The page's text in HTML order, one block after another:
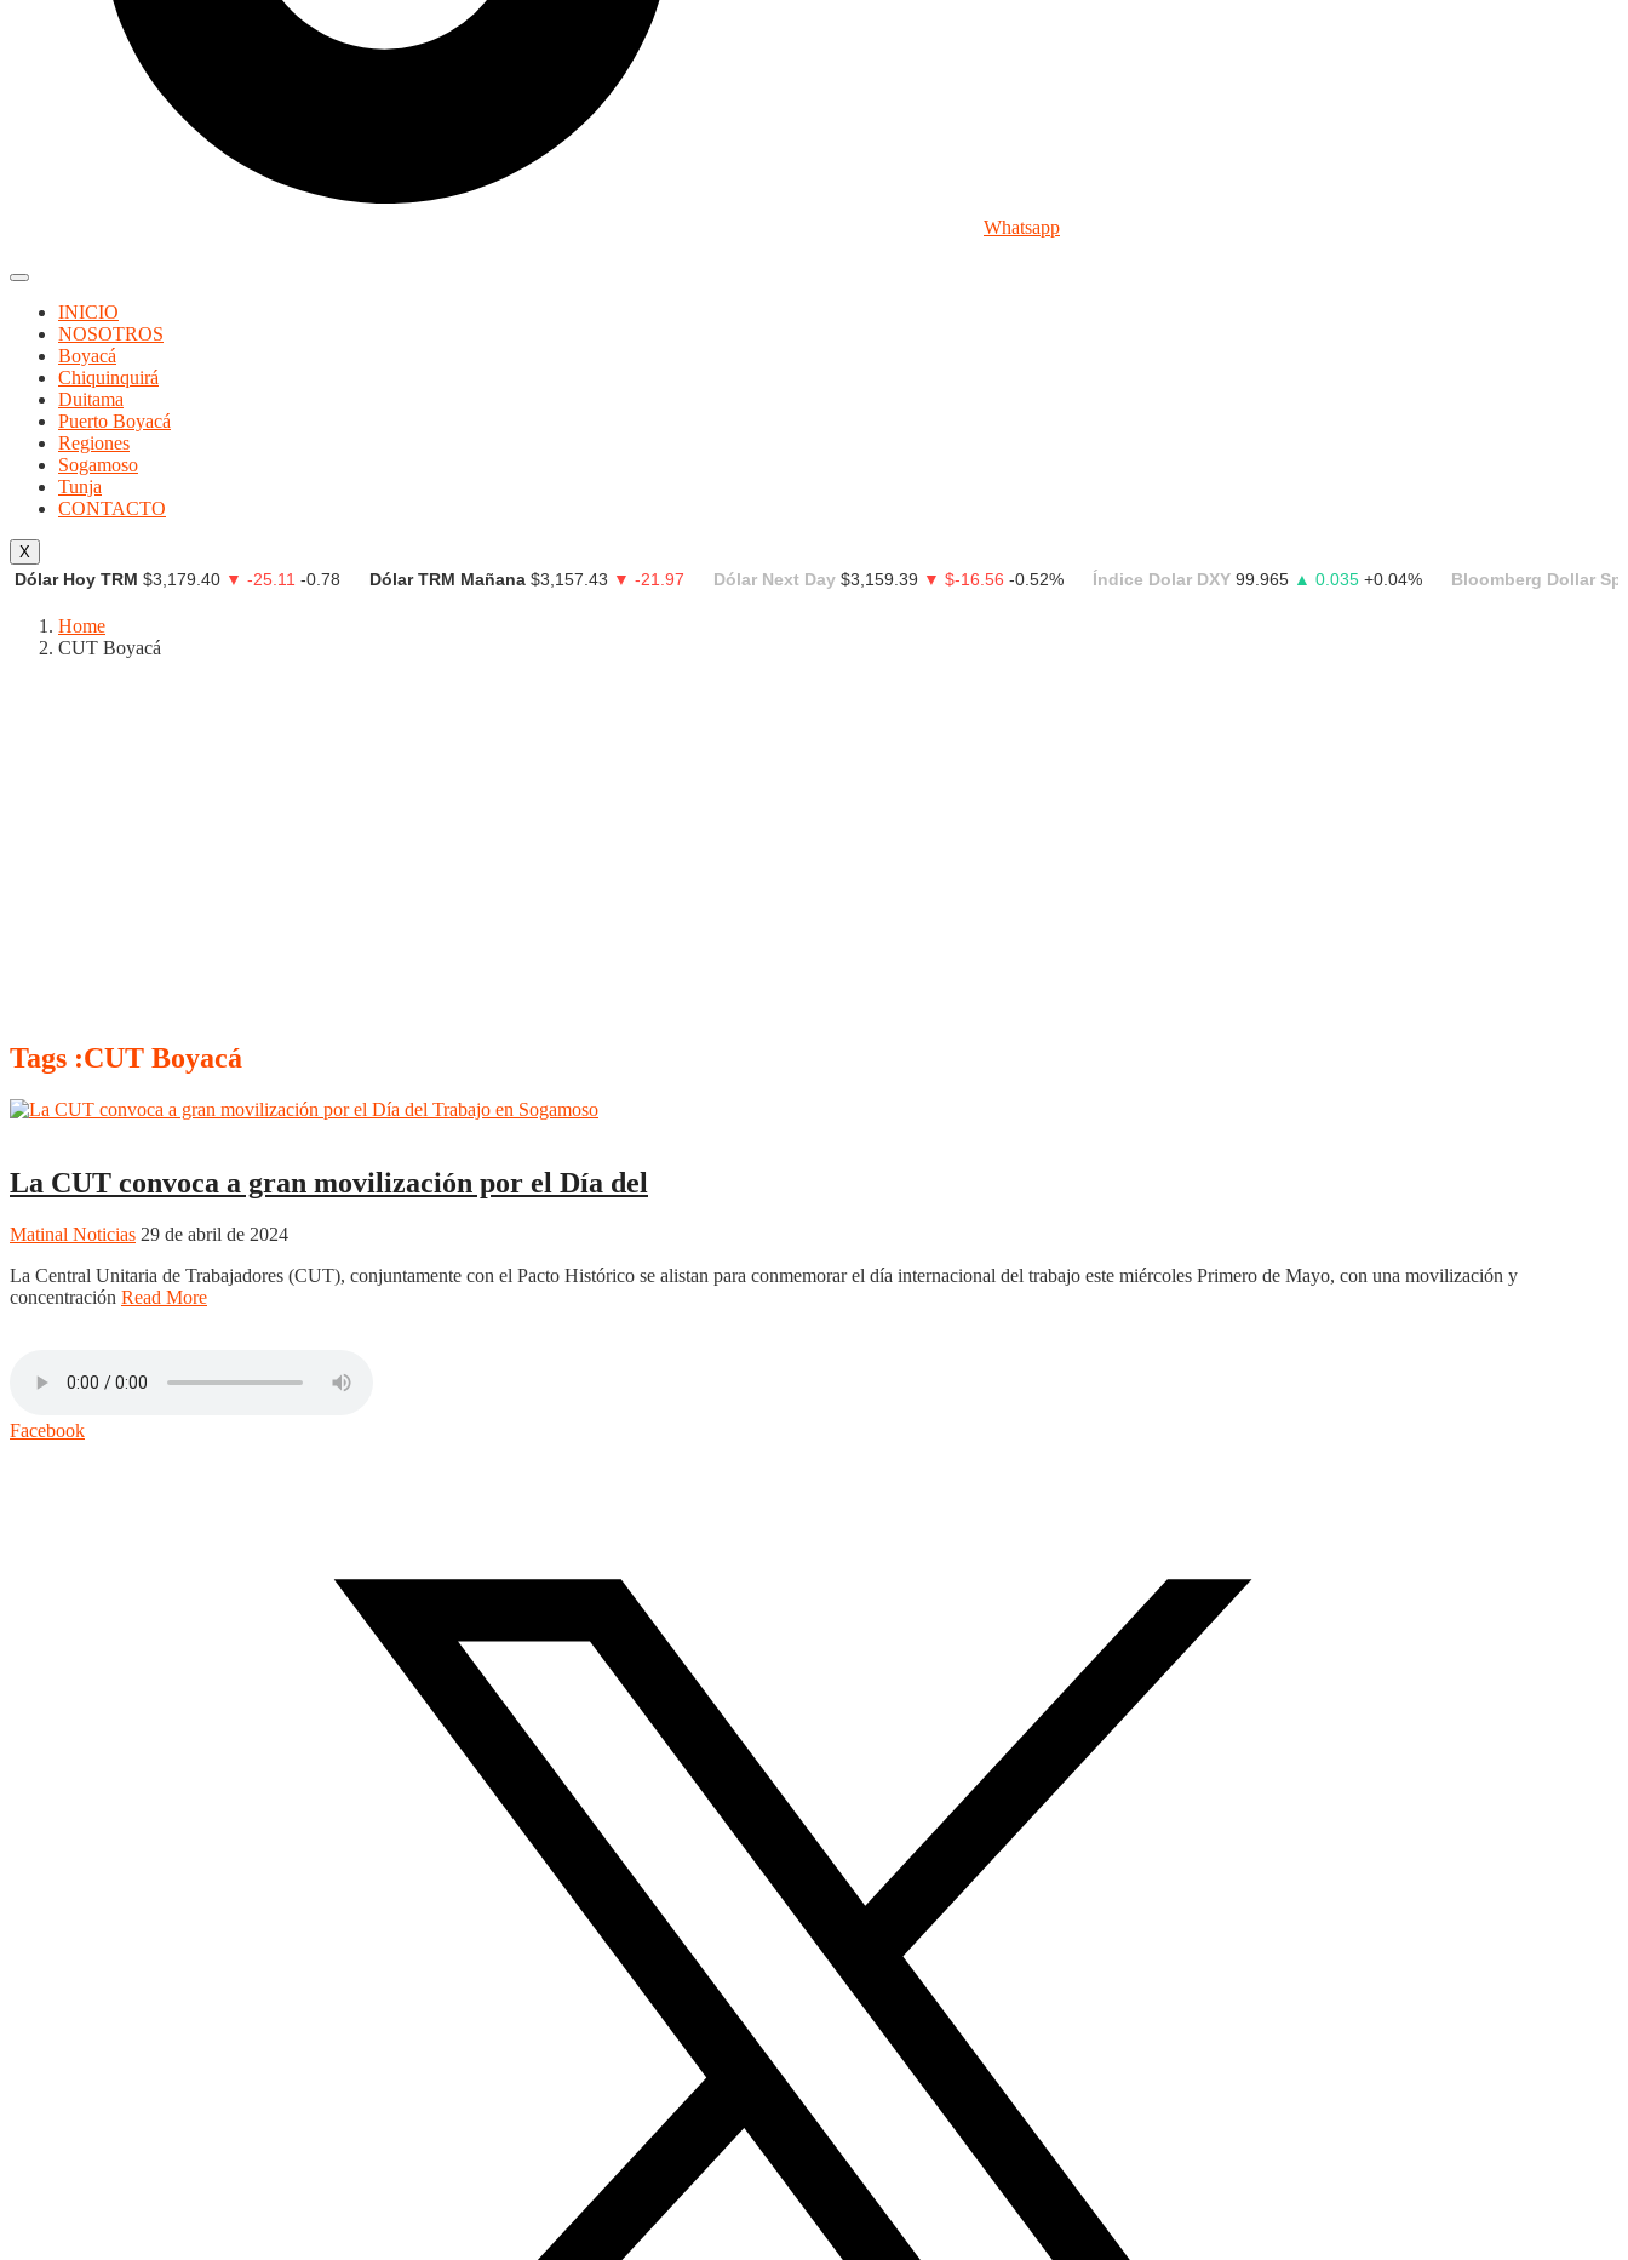
Whatsapp
INICIO
NOSOTROS
Boyacá
Chiquinquirá
Duitama
Puerto Boyacá
Regiones
Sogamoso
Tunja
CONTACTO
X
Dólar Hoy TRM $3,179.40 ▼ -25.11 -0.78 Dólar TRM Mañana $3,157.43 ▼ -21.97 Dólar Next Day $3,159.39 ▼ $-16.56 -0.52% Índice Dolar DXY 99.965 ▲ 0.035 +0.04% Bloomberg Dollar
Home
CUT Boyacá
Tags :CUT Boyacá
La CUT convoca a gran movilización por el Día del
Matinal Noticias 29 de abril de 2024
La Central Unitaria de Trabajadores (CUT), conjuntamente con el Pacto Histórico se alistan para conmemorar el día internacional del trabajo este miércoles Primero de Mayo, con una movilización y
concentración Read More
Facebook